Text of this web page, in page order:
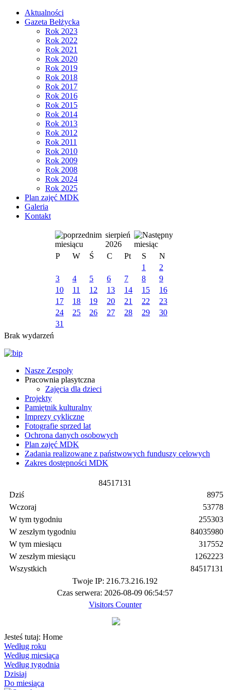
Aktualności
Gazeta Bełżycka
Rok 2023
Rok 2022
Rok 2021
Rok 2020
Rok 2019
Rok 2018
Rok 2017
Rok 2016
Rok 2015
Rok 2014
Rok 2013
Rok 2012
Rok 2011
Rok 2010
Rok 2009
Rok 2008
Rok 2024
Rok 2025
Plan zajęć MDK
Galeria
Kontakt
sierpień
2026
P
W Ś C Pt S
N
1
2
3
4 5 6 7 8
9
10
11 12 13 14 15
16
17
18 19 20 21 22
23
24
25 26 27 28 29
30
31
Brak wydarzeń
Nasze Zespoły
Pracownia plasytczna
Zajęcia dla dzieci
Projekty
Pamiętnik kulturalny
Imprezy cykliczne
Fotografie sprzed lat
Ochrona danych osobowych
Plan zajęć MDK
Zadania realizowane z państwowych funduszy celowych
Zakres dostępności MDK
8451 7131
Dziś
Wczoraj
W tym tygodniu
W zeszłym tygodniu
W tym miesiącu
W zeszłym miesiącu
Wszystkich
8975
53778
255303
84035980
317552
1262223
84517131
Twoje IP: 216.73.216.192
Czas serwera: 2026-08-09 06:54:57
Visitors Counter
Jesteś tutaj: Home
Według roku
Według miesiąca
Według tygodnia
Dzisiaj
Do miesiąca